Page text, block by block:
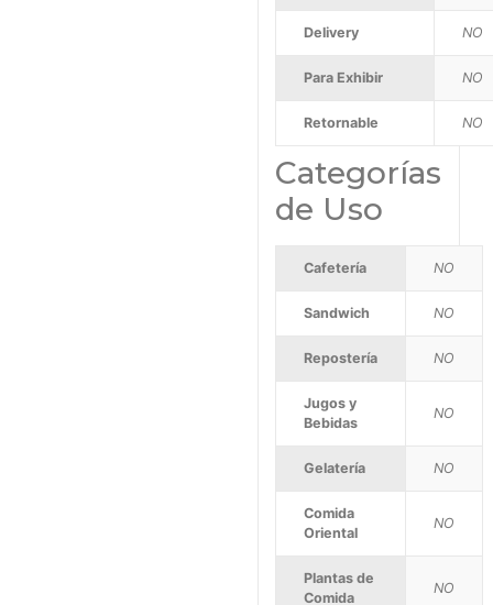
Delivery NO
Para Exhibir NO
Retornable NO
Categorías
de Uso
Cafetería NO
Sandwich NO
Repostería NO
Jugos y
Bebidas
NO
Gelatería NO
Comida
Oriental
NO
Plantas de
Comida
NO